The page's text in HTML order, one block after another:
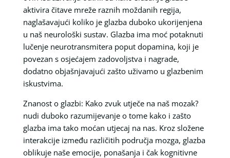
aktivira čitave mreže raznih moždanih regija,
naglašavajući koliko je glazba duboko ukorijenjena
u naš neurološki sustav. Glazba ima moć potaknuti
lučenje neurotransmitera poput dopamina, koji je
povezan s osjećajem zadovoljstva i nagrade,
dodatno objašnjavajući zašto uživamo u glazbenim
iskustvima.
Znanost o glazbi: Kako zvuk utječe na naš mozak?
nudi duboko razumijevanje o tome kako i zašto
glazba ima tako moćan utjecaj na nas. Kroz složene
interakcije između različitih područja mozga, glazba
oblikuje naše emocije, ponašanja i čak kognitivne